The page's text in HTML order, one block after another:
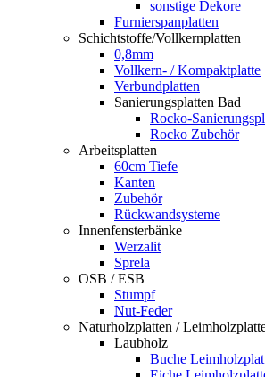
sonstige Dekore
Furnierspanplatten
Schichtstoffe/Vollkernplatten
0,8mm
Vollkern- / Kompaktplatte
Verbundplatten
Sanierungsplatten Bad
Rocko-
Rocko Zubehör
Arbeitsplatten
60cm Tiefe
Kanten
Zubehör
Rückwandsysteme
Innenfensterbänke
Werzalit
Sprela
OSB / ESB
Stumpf
Nut-Feder
Naturholzplatten /
Laubholz
Buche